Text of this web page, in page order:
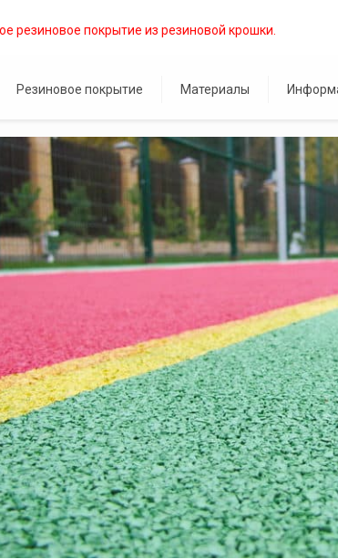
Резиновое покрытие Материалы